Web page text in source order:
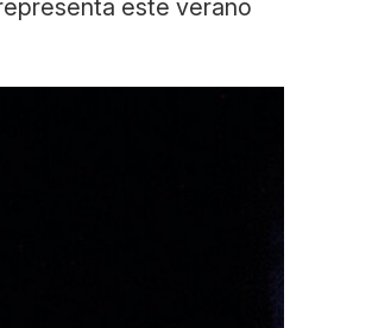
este verano